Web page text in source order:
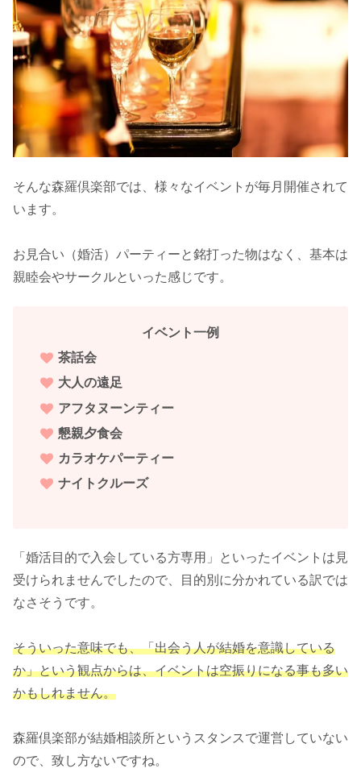
そんな森羅倶楽部では、様々なイベントが毎月開催されて
います。
お見合い（婚活）パーティーと銘打った物はなく、基本は
親睦会やサークルといった感じです。
イベント一例
茶話会
大人の遠足
アフタヌーンティー
懇親夕食会
カラオケパーティー
ナイトクルーズ
「婚活目的で入会している方専用」といったイベントは見
受けられませんでしたので、目的別に分かれている訳では
なさそうです。
そういった意味でも、「出会う人が結婚を意識している
か」という観点からは、イベントは空振りになる事も多い
かもしれません。
森羅倶楽部が結婚相談所というスタンスで運営していない
ので、致し方ないですね。